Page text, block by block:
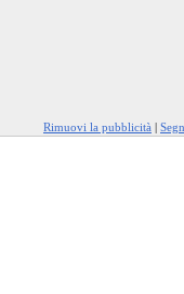
Rimuovi la pubblicità |